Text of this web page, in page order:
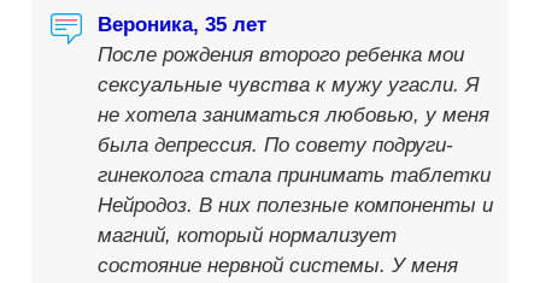
Вероника, 35 лет
После рождения второго ребенка мои
сексуальные чувства к мужу угасли. Я
не хотела заниматься любовью, у меня
была депрессия. По совету подруги-
гинеколога стала принимать таблетки
Нейродоз. В них полезные компоненты и
магний, который нормализует
состояние нервной системы. У меня